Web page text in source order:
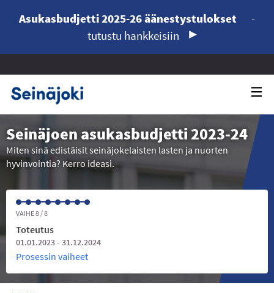
Asukasbudjetti 2025-26 äänestystulokset
-
tutustu hankkeisiin
Seinäjoen asukasbudjetti 2023-24
Miten sinä edistäisit seinäjokelaisten lasten ja nuorten
hyvinvointia? Kerro ideasi.
VAIHE 8 / 8
Toteutus
01.01.2023 - 31.12.2024
Prosessin vaiheet